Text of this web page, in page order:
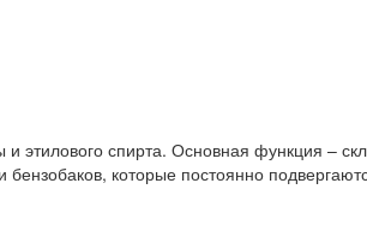
этилового спирта. Основная функция –
которые постоянно